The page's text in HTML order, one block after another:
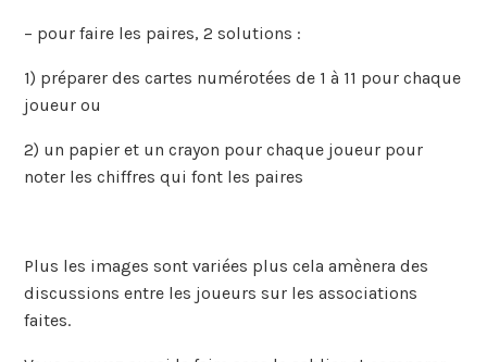
– pour faire les paires, 2 solutions :
1) préparer des cartes numérotées de 1 à 11 pour chaque
joueur ou
2) un papier et un crayon pour chaque joueur pour
noter les chiffres qui font les paires
Plus les images sont variées plus cela amènera des
discussions entre les joueurs sur les associations
faites.